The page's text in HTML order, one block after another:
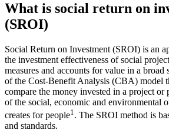
What is social return on
(SROI)
Social Return on Investment (SROI) is an
the investment effectiveness of social
measures and accounts for value in a broad
of the Cost-Benefit Analysis (CBA) model
compare the money invested in a project
of the social, economic and environmental
creates for people1 . The SROI method is
and standards.